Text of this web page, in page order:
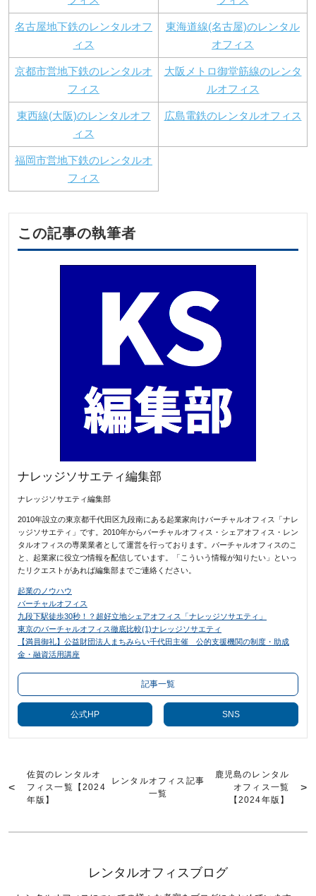
名古屋地下鉄のレンタルオフ
ィス
東海道線(名古屋)のレンタル
オフィス
京都市営地下鉄のレンタルオ
フィス
大阪メトロ御堂筋線のレンタ
ルオフィス
東西線(大阪)のレンタルオフ
ィス
広島電鉄のレンタルオフィス
福岡市営地下鉄のレンタルオ
フィス
この記事の執筆者
ナレッジソサエティ編集部
ナレッジソサエティ編集部
2010年設立の東京都千代田区九段南にある起業家向けバーチャルオフィス「ナレ
ッジソサエティ」です。2010年からバーチャルオフィス・シェアオフィス・レン
タルオフィスの専業業者として運営を行っております。バーチャルオフィスのこ
と、起業家に役立つ情報を配信しています。「こういう情報が知りたい」といっ
たリクエストがあれば編集部までご連絡ください。
起業のノウハウ
バーチャルオフィス
九段下駅徒歩30秒！？超好立地シェアオフィス「ナレッジソサエティ」
東京のバーチャルオフィス徹底比較(1)ナレッジソサエティ
【満員御礼】公益財団法人まちみらい千代田主催 公的支援機関の制度・助成
金・融資活用講座
記事一覧
公式HP SNS
佐賀のレンタルオ
フィス一覧【2024
年版】
レンタルオフィス記事
一覧
鹿児島のレンタル
オフィス一覧
【2024年版】
レンタルオフィスブログ